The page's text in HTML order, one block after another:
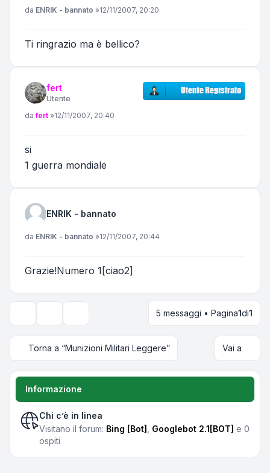
Messaggio
da ENRIK - bannato »12/11/2007, 20:20
Ti ringrazio ma è bellico?
fert
Utente
Messaggio
dafert »12/11/2007, 20:40
si
1 guerra mondiale
ENRIK - bannato
Messaggio
da ENRIK - bannato »12/11/2007, 20:44
Grazie!Numero 1[ciao2]
Opzioni di visualizzazione e ordinamento
5 messaggi • Pagina1di1
Torna a “Munizioni Militari Leggere” Vai a
Informazione
Chi c’è in linea
Visitano il forum: Bing [Bot] , Googlebot 2.1[BOT] e 0
ospiti